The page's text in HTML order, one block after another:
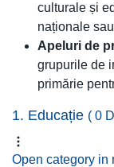
culturale și
naționale
Apeluri de
grupurile de
primărie
1. Educație ( 0
Open category in